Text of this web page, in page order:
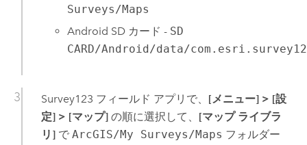
Surveys/Maps
Android SD カード - SD
CARD/Android/data/
Survey123 フィールド アプリで、 [メニュー] > [設
定] > [マップ]の順に選択して、 [マップ ライブラ
リ]で ArcGIS/My Surveys/Maps フォルダー